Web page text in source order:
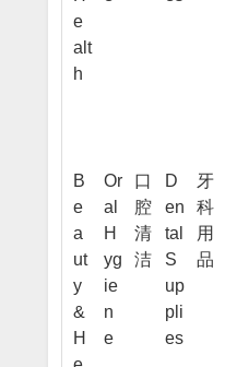
e
alt
h
B
e
a
ut
y
&
H
Or
al
H
yg
ie
n
e
口
腔
清
洁
D
en
tal
S
up
pli
es
牙
科
用
品